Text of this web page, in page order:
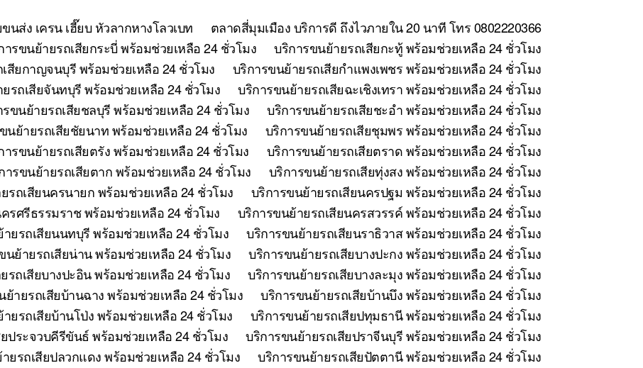
ส่ง เครน เฮี๊ยบ หัวลากหางโลวเบท
ตลาดสี่มุมเมือง บริการดี ถึงไวภายใน 20 นาที โทร 0802220366
ารขนย้ายรถเสียกระบี่ พร้อมช่วยเหลือ 24 ชั่วโมง
บริการขนย้ายรถเสียกะทู้ พร้อมช่วยเหลือ 24 ชั่วโมง
สียกาญจนบุรี พร้อมช่วยเหลือ 24 ชั่วโมง
บริการขนย้ายรถเสียกำแพงเพชร พร้อมช่วยเหลือ 24 ชั่วโมง
รถเสียจันทบุรี พร้อมช่วยเหลือ 24 ชั่วโมง
บริการขนย้ายรถเสียฉะเชิงเทรา พร้อมช่วยเหลือ 24 ชั่วโมง
ขนย้ายรถเสียชลบุรี พร้อมช่วยเหลือ 24 ชั่วโมง
บริการขนย้ายรถเสียชะอำ พร้อมช่วยเหลือ 24 ชั่วโมง
นย้ายรถเสียชัยนาท พร้อมช่วยเหลือ 24 ชั่วโมง
บริการขนย้ายรถเสียชุมพร พร้อมช่วยเหลือ 24 ชั่วโมง
ารขนย้ายรถเสียตรัง พร้อมช่วยเหลือ 24 ชั่วโมง
บริการขนย้ายรถเสียตราด พร้อมช่วยเหลือ 24 ชั่วโมง
ารขนย้ายรถเสียตาก พร้อมช่วยเหลือ 24 ชั่วโมง
บริการขนย้ายรถเสียทุ่งสง พร้อมช่วยเหลือ 24 ชั่วโมง
รถเสียนครนายก พร้อมช่วยเหลือ 24 ชั่วโมง
บริการขนย้ายรถเสียนครปฐม พร้อมช่วยเหลือ 24 ชั่วโมง
รศรีธรรมราช พร้อมช่วยเหลือ 24 ชั่วโมง
บริการขนย้ายรถเสียนครสวรรค์ พร้อมช่วยเหลือ 24 ชั่วโมง
ยรถเสียนนทบุรี พร้อมช่วยเหลือ 24 ชั่วโมง
บริการขนย้ายรถเสียนราธิวาส พร้อมช่วยเหลือ 24 ชั่วโมง
นย้ายรถเสียน่าน พร้อมช่วยเหลือ 24 ชั่วโมง
บริการขนย้ายรถเสียบางปะกง พร้อมช่วยเหลือ 24 ชั่วโมง
รถเสียบางปะอิน พร้อมช่วยเหลือ 24 ชั่วโมง
บริการขนย้ายรถเสียบางละมุง พร้อมช่วยเหลือ 24 ชั่วโมง
ย้ายรถเสียบ้านฉาง พร้อมช่วยเหลือ 24 ชั่วโมง
บริการขนย้ายรถเสียบ้านบึง พร้อมช่วยเหลือ 24 ชั่วโมง
ยรถเสียบ้านโป่ง พร้อมช่วยเหลือ 24 ชั่วโมง
บริการขนย้ายรถเสียปทุมธานี พร้อมช่วยเหลือ 24 ชั่วโมง
ประจวบคีรีขันธ์ พร้อมช่วยเหลือ 24 ชั่วโมง
บริการขนย้ายรถเสียปราจีนบุรี พร้อมช่วยเหลือ 24 ชั่วโมง
ยรถเสียปลวกแดง พร้อมช่วยเหลือ 24 ชั่วโมง
บริการขนย้ายรถเสียปัตตานี พร้อมช่วยเหลือ 24 ชั่วโมง